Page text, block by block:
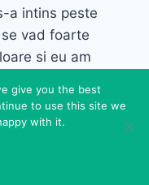
a intins peste
vad foarte
si eu am
te mananca
si daca o atingi
inceputul
Sarcina
give you the best
to use this site we
with it.